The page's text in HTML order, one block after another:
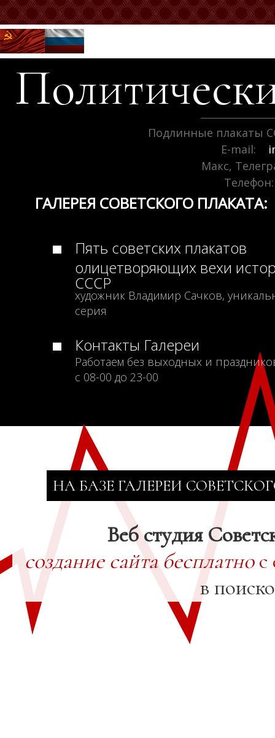
Подлинные плакаты
E-mail:
Макс,
Телефон:
ГАЛЕРЕЯ СОВЕТСКОГО ПЛАКАТА:
Пять советских плакатов
олицетворяющих вехи
СССР
художник Владимир Сачков,
серия
Контакты Галереи
Работаем без выходных и
с 08-00 до 23-00
НА БАЗЕ ГАЛЕРЕИ
Веб студия
создание сайта бесплатнос
в